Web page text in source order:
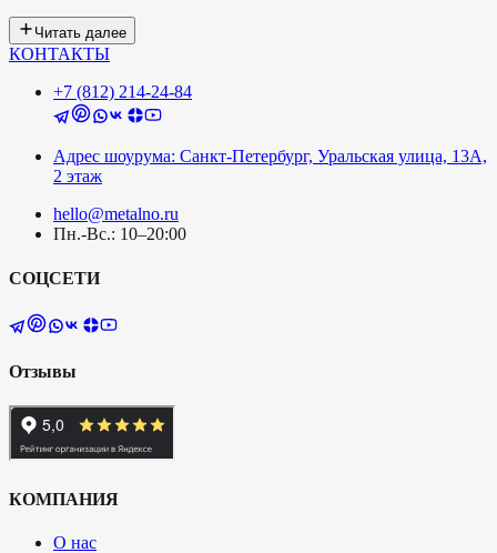
Читать далее
КОНТАКТЫ
+7 (812) 214-24-84
Адрес шоурума: Санкт-Петербург, Уральская улица, 13А,
2 этаж
hello@metalno.ru
Пн.-Вс.: 10–20:00
СОЦСЕТИ
Отзывы
КОМПАНИЯ
О нас